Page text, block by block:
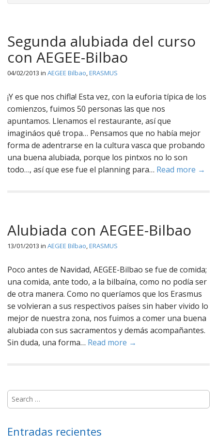
Segunda alubiada del curso
con AEGEE-Bilbao
04/02/2013 in AEGEE Bilbao,ERASMUS
¡Y es que nos chifla! Esta vez, con la euforia típica de los
comienzos, fuimos 50 personas las que nos
apuntamos. Llenamos el restaurante, así que
imagináos qué tropa… Pensamos que no había mejor
forma de adentrarse en la cultura vasca que probando
una buena alubiada, porque los pintxos no lo son
todo…, así que ese fue el planning para… Read more →
Alubiada con AEGEE-Bilbao
13/01/2013 in AEGEE Bilbao,ERASMUS
Poco antes de Navidad, AEGEE-Bilbao se fue de comida;
una comida, ante todo, a la bilbaína, como no podía ser
de otra manera. Como no queríamos que los Erasmus
se volvieran a sus respectivos países sin haber vivido lo
mejor de nuestra zona, nos fuimos a comer una buena
alubiada con sus sacramentos y demás acompañantes.
Sin duda, una forma… Read more →
S
c
Entradas recientes